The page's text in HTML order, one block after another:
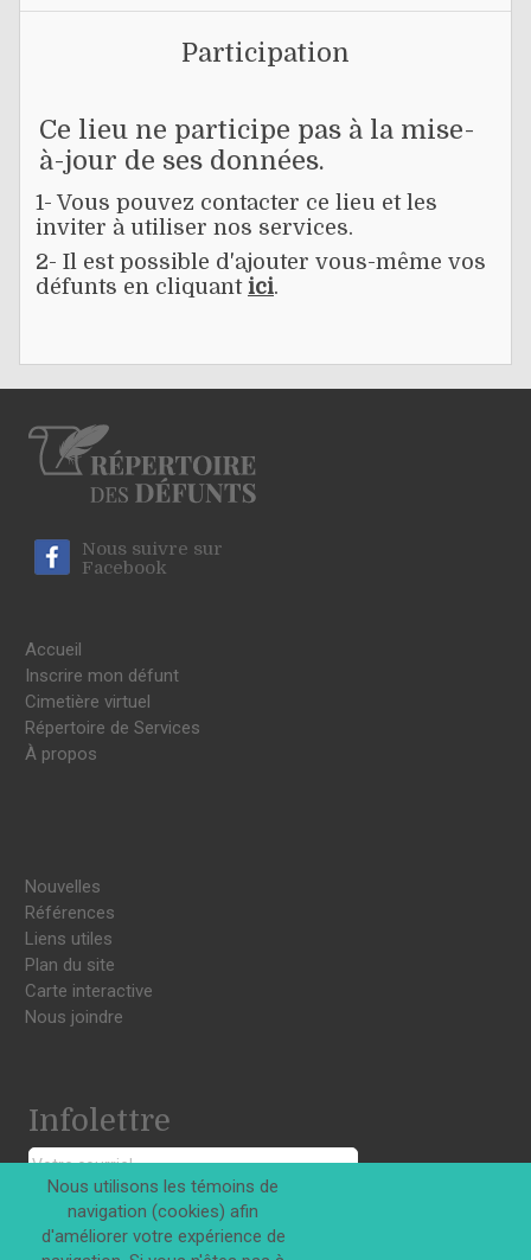
Participation
Ce lieu ne participe pas à la mise-
à-jour de ses données.
1- Vous pouvez contacter ce lieu et les
inviter à utiliser nos services.
2- Il est possible d'ajouter vous-même vos
défunts en cliquant ici.
Nous suivre sur
Facebook
Accueil
Inscrire mon défunt
Cimetière virtuel
Répertoire de Services
À propos
Nouvelles
Références
Liens utiles
Plan du site
Carte interactive
Nous joindre
Infolettre
S'INSCRIRE
Nous utilisons les témoins de
navigation (cookies) afin
d'améliorer votre expérience de